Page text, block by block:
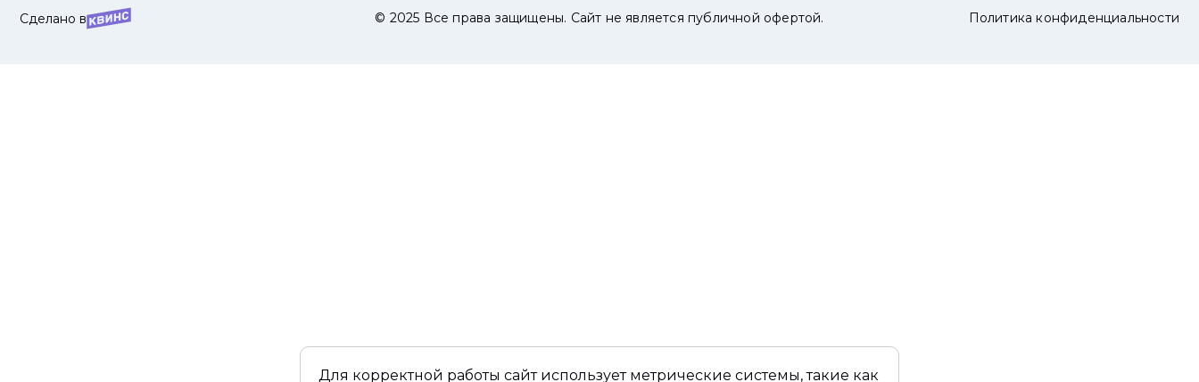
Сделано в © 2025 Все права защищены. Сайт не является публичной офертой. Политика конфиденциальности
Для корректной работы сайт использует метрические системы, такие как